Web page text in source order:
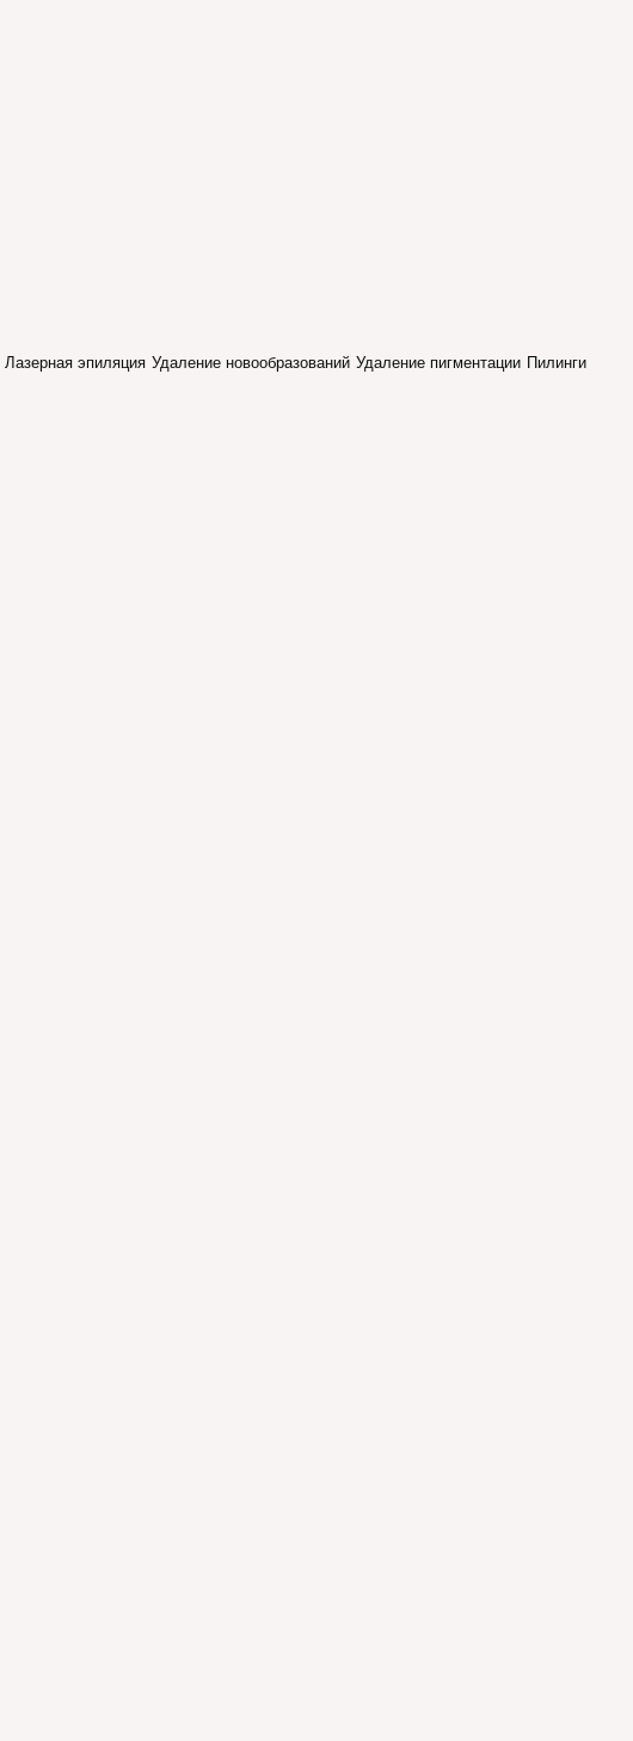
Лазерная эпиляция Удаление новообразований Удаление пигментации Пилинги